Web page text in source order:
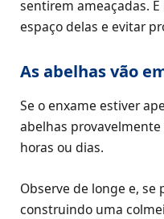
sentirem ameaçadas.
espaço delas e evitar
As abelhas vão
Se o enxame estiver
abelhas
horas ou dias.
Observe de longe e,
construindo uma